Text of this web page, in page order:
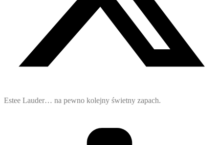
Estee Lauder… na pewno kolejny świetny zapach.